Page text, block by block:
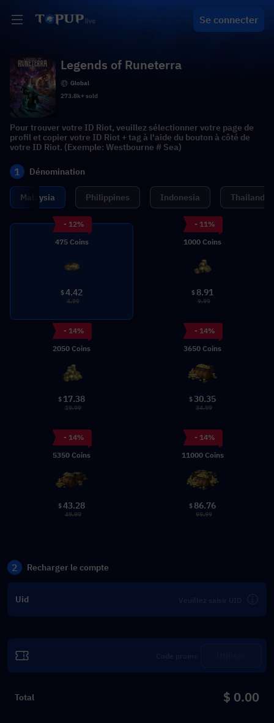
Se connecter
Legends of Runeterra
Global
273.8k+ sold
Pour trouver votre ID Riot, veuillez sélectionner votre page de
profil et copier votre ID Riot + tag à l'aide du bouton à côté de
votre ID Riot. (Exemple: Westbourne # Sea)
1 Dénomination
Malaysia Philippines Indonesia Thailand
- 12%
475 Coins
$4.42
4.99
- 11%
1000 Coins
$ 8.91
9.99
- 14%
2050 Coins
$ 17.38
19.99
- 14%
3650 Coins
$30.35
34.99
- 14%
5350 Coins
$43.28
49.99
- 14%
11000 Coins
$ 86.76
99.99
2 Recharger le compte
Uid
Total $ 0.00